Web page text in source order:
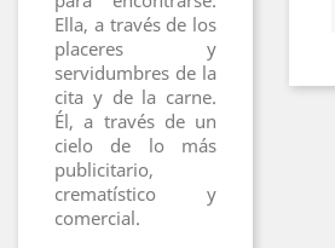
Ella, a través de los
placeres y
servidumbres de la
cita y de la carne.
Él, a través de un
cielo de lo más
publicitario,
crematístico y
comercial.